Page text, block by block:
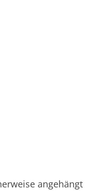
angehängt